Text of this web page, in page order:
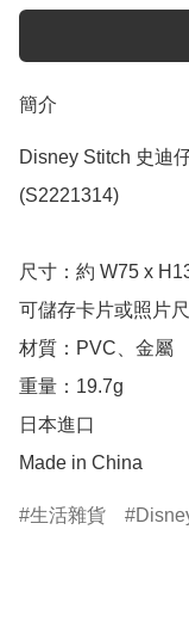
簡介
Disney Stitch 史迪
(S2221314)
尺寸：約 W75 x
可儲存卡片或照片
材質：PVC、金屬
重量：19.7g
日本進口
Made in China
生活雜貨